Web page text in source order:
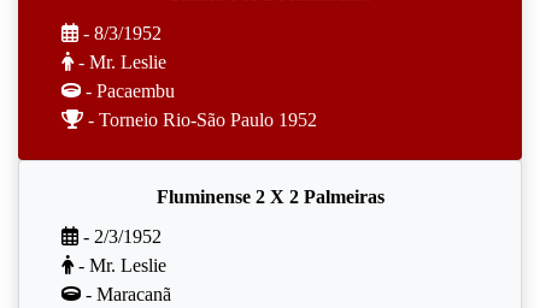
- 8/3/1952
- Mr. Leslie
- Pacaembu
- Torneio Rio-São Paulo 1952
Fluminense 2 X 2 Palmeiras
- 2/3/1952
- Mr. Leslie
- Maracanã